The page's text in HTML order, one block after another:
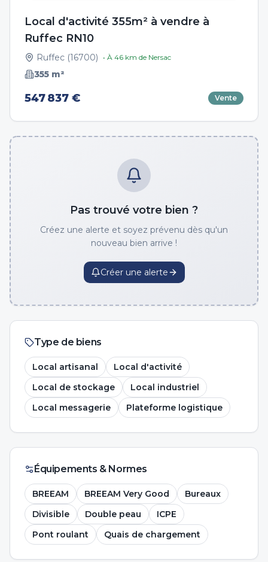
Local d'activité 355m² à vendre à
Ruffec RN10
Ruffec (16700) • À 46 km de Nersac
355 m²
547 837 € Vente
Pas trouvé votre bien ?
Créez une alerte et soyez prévenu dès qu'un
nouveau bien arrive !
Créer une alerte
Type de biens
Local artisanal
Local d'activité
Local de stockage
Local industriel
Local messagerie
Plateforme logistique
Équipements & Normes
BREEAM BREEAM Very Good
Bureaux
Divisible
Double peau
ICPE
Pont roulant
Quais de chargement